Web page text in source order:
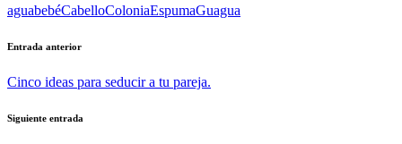
Etiquetas:
aguabebéCabelloColoniaEspumaGuagua
Navegación
de
Entrada anterior
Cinco ideas para seducir a tu pareja.
Siguiente entrada